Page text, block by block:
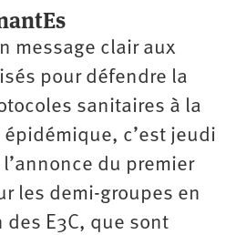
message clair aux
pour défendre la
sanitaires à la
c’est jeudi
du premier
les demi-groupes en
des E3C, que sont